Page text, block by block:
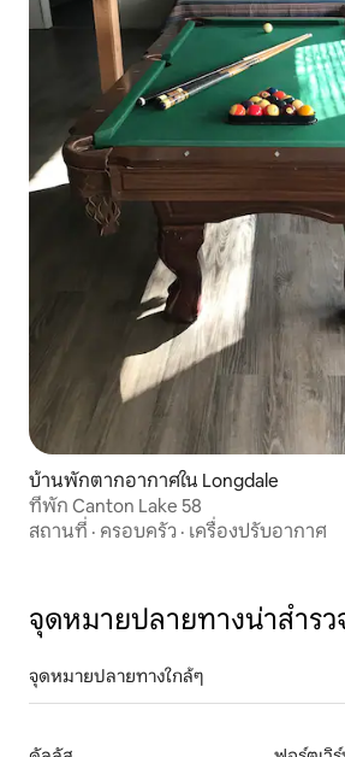
บ้านพักตากอากาศใน Longdale
ที่พัก Canton Lake 58
สถานที่ · ครอบครัว · เครื่องปรับอากาศ
จุดหมายปลายทางน่าสำรว
จุดหมายปลายทางใกล้ๆ